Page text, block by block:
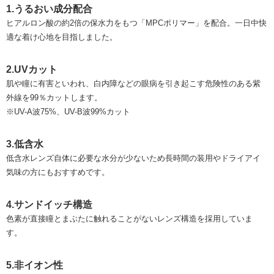
1.うるおい成分配合
ヒアルロン酸の約2倍の保水力をもつ「MPCポリマー」を配合。一日中快
適な着け心地を目指しました。
2.UVカット
肌や瞳に有害といわれ、白内障などの眼病を引き起こす危険性のある紫
外線を99％カットします。
※UV-A波75%、UV-B波99%カット
3.低含水
低含水レンズ自体に必要な水分が少ないため長時間の装用やドライアイ
気味の方にもおすすめです。
4.サンドイッチ構造
色素が直接瞳とまぶたに触れることがないレンズ構造を採用していま
す。
5.非イオン性